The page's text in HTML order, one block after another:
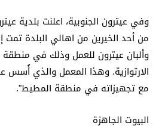
وفي عيترون الجنوبية، اعلنت بلدية
من أحد الخيرين من اهالي البلدة تمت
وألبان عيترون للعمل وذلك في منطقة
مع تجهيزاته في منطقة المطيط".
البيوت الجاهزة